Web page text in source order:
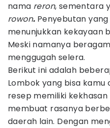
nama reron, sementara
rowon. Penyebutan
menunjukkan kekayaan
Meski namanya
menggugah selera.
Berikut ini adalah
Lombok yang bisa kamu
resep memiliki
membuat rasanya
daerah lain. Dengan